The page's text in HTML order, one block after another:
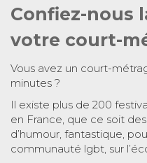
Confiez-nous
votre court-
Vous avez un court-
minutes ?
Il existe plus de 200
en France, que ce soit
d’humour, fantastique,
communauté lgbt, sur